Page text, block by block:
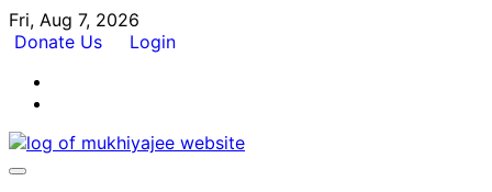
Skip
to
Fri, Aug 7, 2026
Donate Us
Login